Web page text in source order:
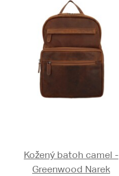
Kožený batoh camel -
Greenwood Narek